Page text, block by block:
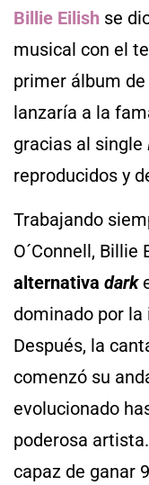
Billie Eilish se
musical con el
primer álbum
lanzaría a la
gracias al single
reproducidos y
Trabajando
O´Connell,
alternativa dark
dominado por
Después, la
comenzó su
evolucionado
poderosa
capaz de ganar